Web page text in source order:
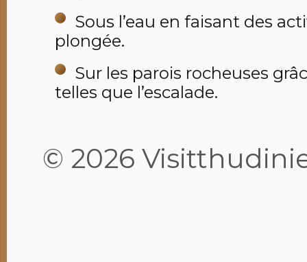
Sous l’eau en faisant des
plongée.
Sur les parois rocheuses
telles que l’escalade.
© 2026